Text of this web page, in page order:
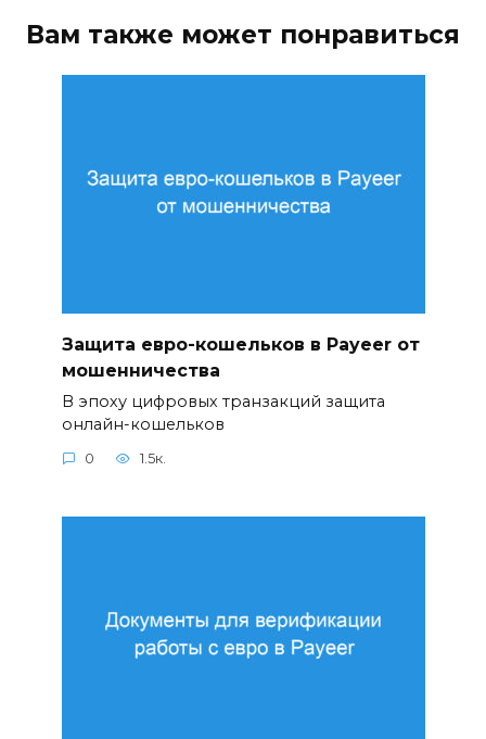
Вам также может понравиться
Защита евро-кошельков в Payeer от
мошенничества
В эпоху цифровых транзакций защита
онлайн-кошельков
0 1.5к.